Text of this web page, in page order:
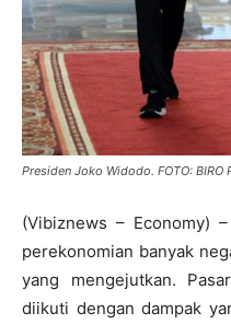
Presiden Joko Widodo. FOTO: BIRO
(Vibiznews – Economy)
perekonomian banyak
yang mengejutkan.
diikuti dengan dampak